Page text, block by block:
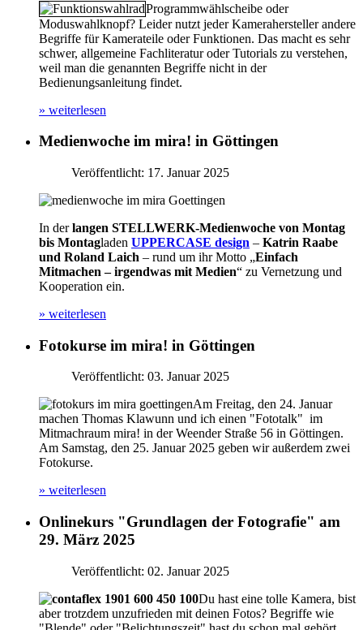
Programmwählscheibe oder
Moduswahlknopf? Leider nutzt jeder Kamerahersteller andere
Begriffe für Kamerateile oder Funktionen. Das macht es sehr
schwer, allgemeine Fachliteratur oder Tutorials zu verstehen,
weil man die genannten Begriffe nicht in der
Bedienungsanleitung findet.
» weiterlesen
Medienwoche im mira! in Göttingen
Veröffentlicht: 17. Januar 2025
In derlangen STELLWERK-Medienwoche von Montag
bis Montagladen UPPERCASE design – Katrin Raabe
und Roland Laich – rund um ihr Motto „Einfach
Mitmachen – irgendwas mit Medien“ zu Vernetzung und
Kooperation ein.
» weiterlesen
Fotokurse im mira! in Göttingen
Veröffentlicht: 03. Januar 2025
Am Freitag, den 24. Januar
machen Thomas Klawunn und ich einen "Fototalk" im
Mitmachraum mira! in der Weender Straße 56 in Göttingen.
Am Samstag, den 25. Januar 2025 geben wir außerdem zwei
Fotokurse.
» weiterlesen
Onlinekurs "Grundlagen der Fotografie" am
29. März 2025
Veröffentlicht: 02. Januar 2025
Du hast eine tolle Kamera, bist
aber trotzdem unzufrieden mit deinen Fotos? Begriffe wie